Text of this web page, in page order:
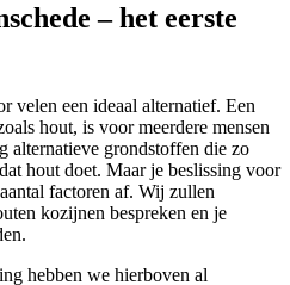
– het eerste
velen een ideaal alternatief. Een
hout, is voor meerdere mensen
grondstoffen die zo
hout doet. Maar je beslissing voor
factoren af. Wij zullen
kozijnen bespreken en je
hebben we hierboven al